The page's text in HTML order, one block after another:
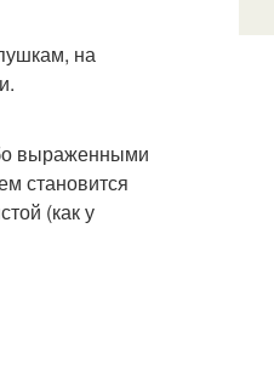
на
выраженными
становится
(как у